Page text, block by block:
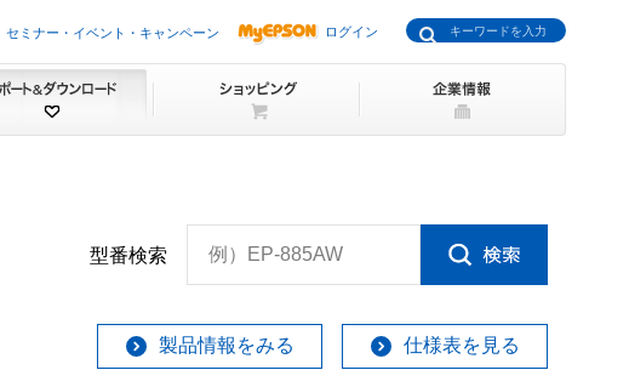
セミナー・イベント・キャンペーン ログイン
型番検索 例）EP-885AW
製品情報をみる 仕様表を見る